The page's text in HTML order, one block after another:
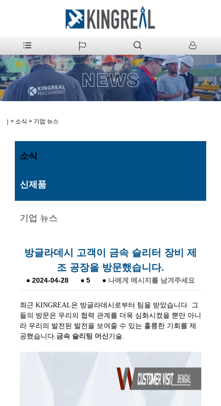
집 > 소식 > 기업 뉴스
소식
신제품
기업 뉴스
방글라데시 고객이 금속 슬리터 장비 제
조 공장을 방문했습니다.
● 2024-04-28 ● 5 ● 나에게 메시지를 남겨주세요
최근 KINGREAL은 방글라데시로부터 팀을 받았습니다. 그
들의 방문은 우리의 협력 관계를 더욱 심화시켰을 뿐만 아니
라 우리의 발전된 발전을 보여줄 수 있는 훌륭한 기회를 제
공했습니다. 금속 슬리팅 머신 기술.